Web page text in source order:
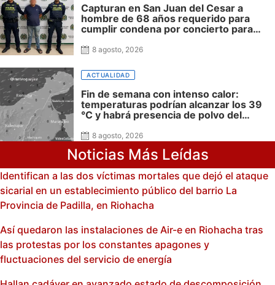
Capturan en San Juan del Cesar a
hombre de 68 años requerido para
cumplir condena por concierto para
8 agosto, 2026
ACTUALIDAD
Fin de semana con intenso calor:
temperaturas podrían alcanzar los 39
°C y habrá presencia de polvo del
8 agosto, 2026
Noticias Más Leídas
Identifican a las dos víctimas mortales que dejó el ataque
sicarial en un establecimiento público del barrio La
Provincia de Padilla, en Riohacha
Así quedaron las instalaciones de Air-e en Riohacha tras
las protestas por los constantes apagones y
fluctuaciones del servicio de energía